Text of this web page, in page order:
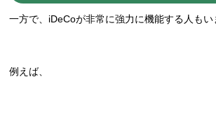
一方で、iDeCoが非常に強力に機能する人もい
例えば、